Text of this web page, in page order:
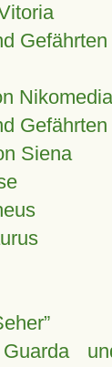
Gefährten
Gefährten
Siena